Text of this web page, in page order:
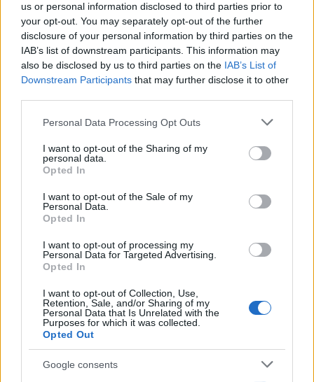
us or personal information disclosed to third parties prior to
your opt-out. You may separately opt-out of the further
disclosure of your personal information by third parties on the
IAB’s list of downstream participants. This information may
also be disclosed by us to third parties on the IAB’s List of
Downstream Participants that may further disclose it to other
Please note that this website/app uses one or more Google
not limited to your visit or usage behaviour. You may click to
grant or deny consent to Google and its third-party tags to
use your data for below specified purposes in below Google
consent section.
Personal Data Processing Opt Outs
I want to opt-out of the Sharing of my
personal data.
Opted In
I want to opt-out of the Sale of my
Personal Data.
Opted In
I want to opt-out of processing my
Personal Data for Targeted Advertising.
Opted In
I want to opt-out of Collection, Use,
Retention, Sale, and/or Sharing of my
Personal Data that Is Unrelated with the
Purposes for which it was collected.
Opted Out
Google consents
«Καλώ τις τουρκικές αρχές να τηρούν τις
υποχρεώσεις τους σε σχέση με τα ανθρώπινα
δικαιώματα κι αναφορικά με τον σεβασμό της
ελευθερίας της έκφρασης και της ελευθερίας των
ΜΜΕ», δήλωσε ο Επίτροπος για τα Ανθρώπινα
Δικαιώματα στο Συμβούλιο της Ευρώπης, Μάικλ Ο΄
Φλάχερτι.
Συνεχίζονται οι φοιτητικές κινητοποιήσεις
Σήμερα, ο πρόεδρος του κόμματος CHP του Εκρέμ
στη φυλακή του Σιλιβρί, στο δυτικό τμήμα της